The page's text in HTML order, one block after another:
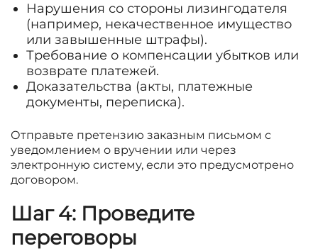
Нарушения со стороны лизингодателя
(например, некачественное имущество
или завышенные штрафы).
Требование о компенсации убытков или
возврате платежей.
Доказательства (акты, платежные
документы, переписка).
Отправьте претензию заказным письмом с
уведомлением о вручении или через
электронную систему, если это предусмотрено
договором.
Шаг 4: Проведите
переговоры